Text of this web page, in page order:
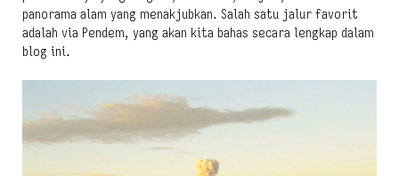
panorama alam yang menakjubkan. Salah satu jalur favorit
adalah via Pendem, yang akan kita bahas secara lengkap dalam
blog ini.